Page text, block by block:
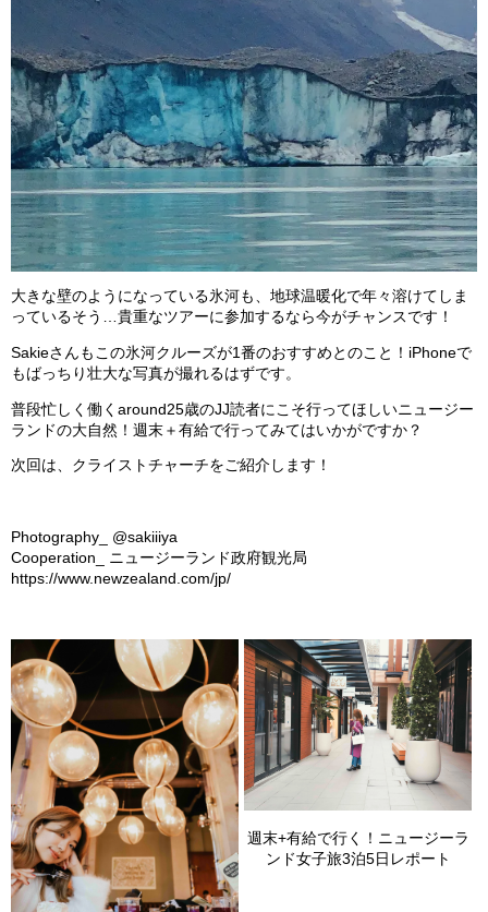
大きな壁のようになっている氷河も、地球温暖化で年々溶けてしま
っているそう…貴重なツアーに参加するなら今がチャンスです！
Sakieさんもこの氷河クルーズが1番のおすすめとのこと！iPhoneで
もばっちり壮大な写真が撮れるはずです。
普段忙しく働くaround25歳のJJ読者にこそ行ってほしいニュージー
ランドの大自然！週末＋有給で行ってみてはいかがですか？
次回は、クライストチャーチをご紹介します！
Photography_ @sakiiiya
Cooperation_ ニュージーランド政府観光局
https://www.newzealand.com/jp/
週末+有給で行く！ニュージーラ
ンド女子旅3泊5日レポート